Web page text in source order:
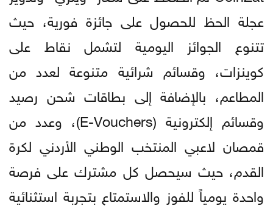
عجلة الحظ للحصول على جائزة فورية، حيث
تتنوع الجوائز اليومية لتشمل نقاط على
كوينزات، وقسائم شرائية متنوعة لعدد من
المطاعم، بالإضافة إلى بطاقات شحن رصيد
وقسائم إلكترونية (E-Vouchers)، وعدد من
قمصان لاعبي المنتخب الوطني الأردني لكرة
القدم، حيث سيحصل كل مشترك على فرصة
واحدة يومياً للفوز والاستمتاع بتجربة استثنائية